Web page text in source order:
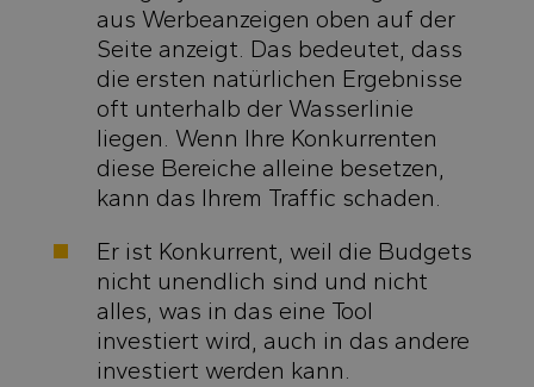
aus Werbeanzeigen oben auf der
Seite anzeigt. Das bedeutet, dass
die ersten natürlichen Ergebnisse
oft unterhalb der Wasserlinie
liegen. Wenn Ihre Konkurrenten
diese Bereiche alleine besetzen,
kann das Ihrem Traffic schaden.
Er ist Konkurrent, weil die Budgets
nicht unendlich sind und nicht
alles, was in das eine Tool
investiert wird, auch in das andere
investiert werden kann.